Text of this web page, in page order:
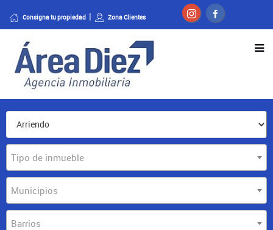
Consigna tu propiedad Zona Clientes
Tipo de inmueble
Municipios
Barrios